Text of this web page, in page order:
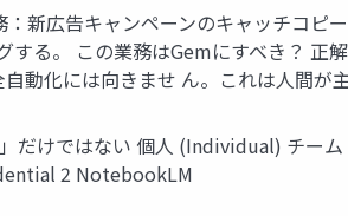
新広告キャンペーンのキャッチコピ
する。 この業務はGemにすべき？
動化には向きませ ん。これは人間
だけではない 個人 (Individual) チー
2 NotebookLM